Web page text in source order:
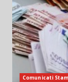
Comunicati